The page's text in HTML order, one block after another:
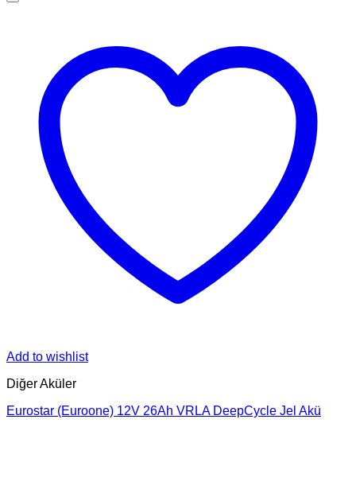
Add to wishlist
Diğer Aküler
Eurostar (Euroone) 12V 26Ah VRLA DeepCycle Jel Akü